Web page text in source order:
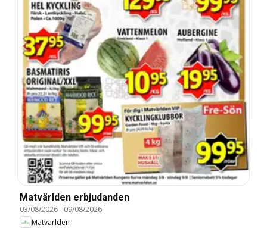
Matvärlden erbjudanden
03/08/2026- 09/08/2026
Matvärlden